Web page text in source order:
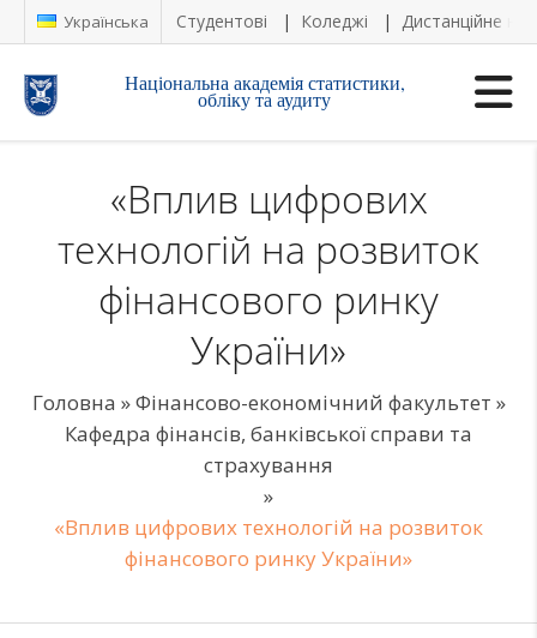
Українська Студентові Коледжі Дистанційне
Національна академія статистики,
обліку та аудиту
«Вплив цифрових
технологій на розвиток
фінансового ринку
України»
Головна »Фінансово-економічний факультет »
Кафедра фінансів, банківської справи та
страхування
»
«Вплив цифрових технологій на розвиток
фінансового ринку України»